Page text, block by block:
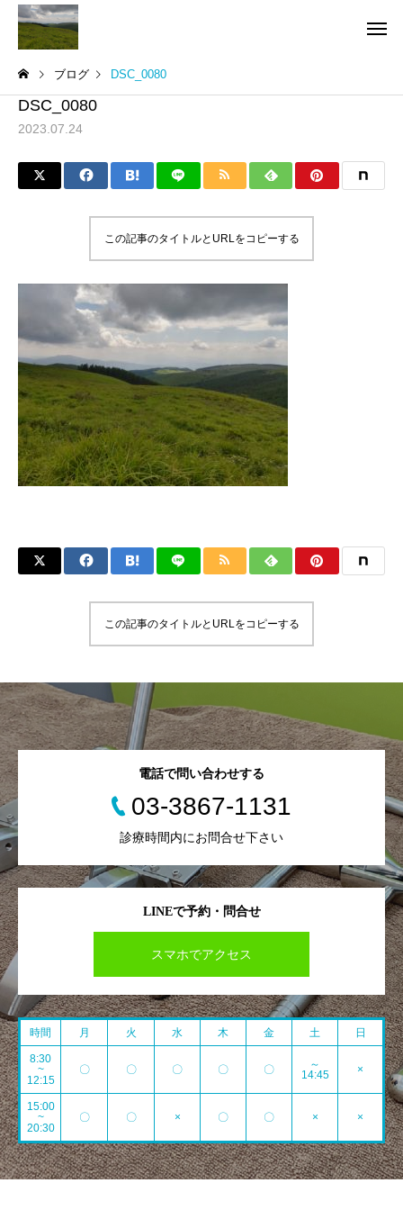
ブログ DSC_0080
DSC_0080
2023.07.24
この記事のタイトルとURLをコピーする
この記事のタイトルとURLをコピーする
LINEで予約・問合せ
スマホでアクセス
電話で問い合わせする
03-3867-1131
診療時間内にお問合せ下さい
時間 月 火 水 木 金 土 日
8:30
~
12:15
〇 〇 〇 〇 〇
～
14:45
×
15:00
~
20:30
〇 〇 × 〇 〇 × ×